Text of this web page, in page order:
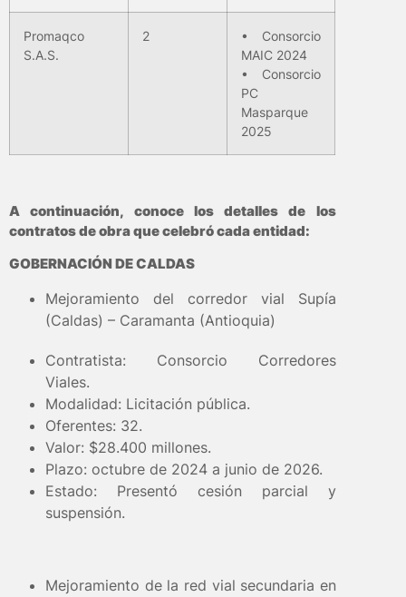
Promaqco
S.A.S.
2
• Consorcio
MAIC 2024
• Consorcio
PC
Masparque
2025
A continuación, conoce los detalles de los
contratos de obra que celebró cada entidad:
GOBERNACIÓN DE CALDAS
Mejoramiento del corredor vial Supía
(Caldas) – Caramanta (Antioquia)
Contratista: Consorcio Corredores
Viales.
Modalidad: Licitación pública.
Oferentes: 32.
Valor: $28.400 millones.
Plazo: octubre de 2024 a junio de 2026.
Estado: Presentó cesión parcial y
suspensión.
Mejoramiento de la red vial secundaria en